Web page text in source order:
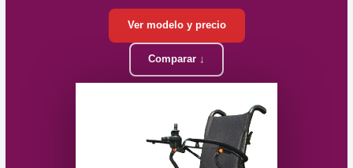
Ver modelo y precio
Comparar ↓